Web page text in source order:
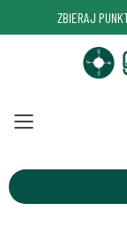
ZBIERAJ
Menu